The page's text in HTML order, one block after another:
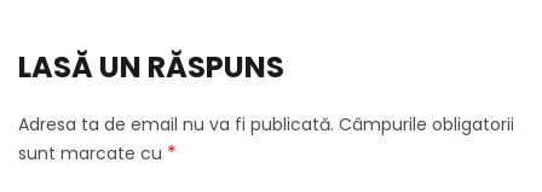
LASĂ UN RĂSPUNS
Adresa ta de email nu va fi publicată. Câmpurile obligatorii
sunt marcate cu *